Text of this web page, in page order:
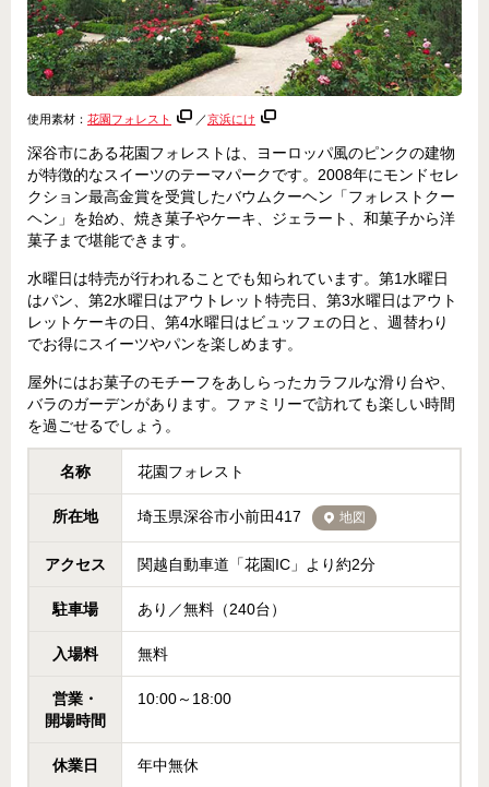
使用素材： 花園フォレスト ／京浜にけ
深谷市にある花園フォレストは、ヨーロッパ風のピンクの建物
が特徴的なスイーツのテーマパークです。2008年にモンドセレ
クション最高金賞を受賞したバウムクーヘン「フォレストクー
ヘン」を始め、焼き菓子やケーキ、ジェラート、和菓子から洋
菓子まで堪能できます。
水曜日は特売が行われることでも知られています。第1水曜日
はパン、第2水曜日はアウトレット特売日、第3水曜日はアウト
レットケーキの日、第4水曜日はビュッフェの日と、週替わり
でお得にスイーツやパンを楽しめます。
屋外にはお菓子のモチーフをあしらったカラフルな滑り台や、
バラのガーデンがあります。ファミリーで訪れても楽しい時間
を過ごせるでしょう。
名称 花園フォレスト
所在地 埼玉県深谷市小前田417 地図
アクセス 関越自動車道「花園IC」より約2分
駐車場 あり／無料（240台）
入場料 無料
営業・
開場時間
10:00～18:00
休業日 年中無休